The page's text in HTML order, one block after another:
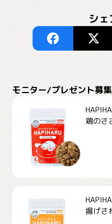
シェ
モニター/プレゼント募集
鶏のさ
揚げさ